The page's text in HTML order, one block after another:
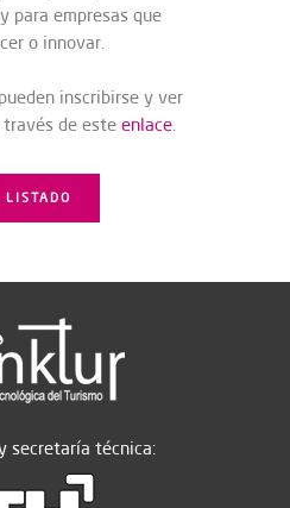
para empresas que
o innovar.
inscribirse y ver
de este enlace.
secretaría técnica: